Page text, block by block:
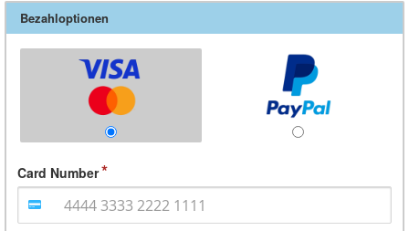
Bezahloptionen
Card Number